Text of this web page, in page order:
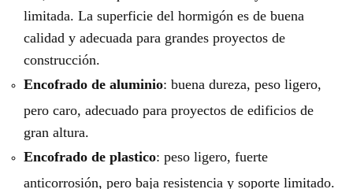
limitada. La superficie del hormigón es de buena
calidad y adecuada para grandes proyectos de
construcción.
Encofrado de aluminio: buena dureza, peso ligero,
pero caro, adecuado para proyectos de edificios de
gran altura.
Encofrado de plastico: peso ligero, fuerte
anticorrosión, pero baja resistencia y soporte limitado.